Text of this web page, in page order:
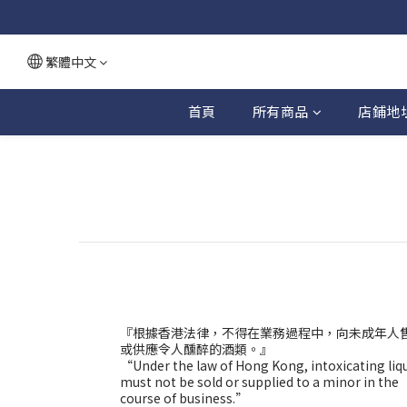
繁體中文
首頁 所有商品 店鋪地
『根據香港法律，不得在業務過程中，向未成年人
或供應令人醺醉的酒類。』
“Under the law of Hong Kong, intoxicating
must not be sold or supplied to a minor in the
course of business.”